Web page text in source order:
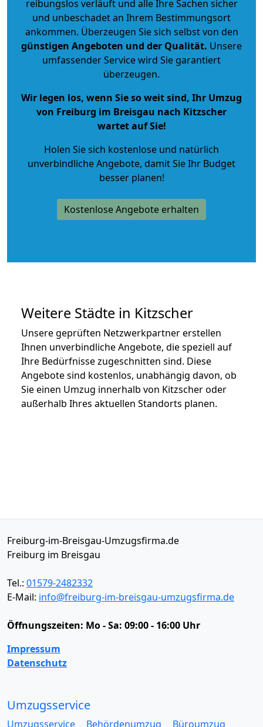
reibungslos verläuft und alle Ihre Sachen sicher
und unbeschadet an Ihrem Bestimmungsort
ankommen. Überzeugen Sie sich selbst von den
günstigen Angeboten und der Qualität. Unsere
umfassender Service wird Sie garantiert
überzeugen.
Wir legen los, wenn Sie so weit sind, Ihr Umzug
von Freiburg im Breisgau nach Kitzscher
wartet auf Sie!
Holen Sie sich kostenlose und natürlich
unverbindliche Angebote, damit Sie Ihr Budget
besser planen!
Kostenlose Angebote erhalten
Weitere Städte in Kitzscher
Unsere geprüften Netzwerkpartner erstellen
Ihnen unverbindliche Angebote, die speziell auf
Ihre Bedürfnisse zugeschnitten sind. Diese
Angebote sind kostenlos, unabhängig davon, ob
Sie einen Umzug innerhalb von Kitzscher oder
außerhalb Ihres aktuellen Standorts planen.
Freiburg-im-Breisgau-Umzugsfirma.de
Freiburg im Breisgau
Tel.: 01579-2482332
E-Mail: info@freiburg-im-breisgau-umzugsfirma.de
Öffnungszeiten: Mo - Sa: 09:00 - 16:00 Uhr
Impressum
Datenschutz
Umzugsservice
Umzugsservice Behördenumzug
Büroumzug